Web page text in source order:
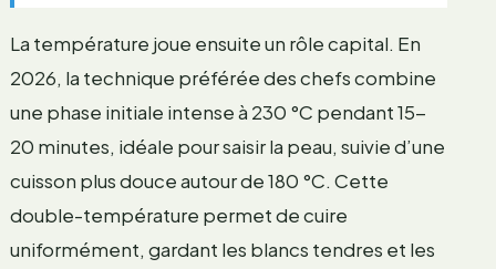
La température joue ensuite un rôle capital. En
2026, la technique préférée des chefs combine
une phase initiale intense à 230 °C pendant 15-
20 minutes, idéale pour saisir la peau, suivie d’une
cuisson plus douce autour de 180 °C. Cette
double-température permet de cuire
uniformément, gardant les blancs tendres et les